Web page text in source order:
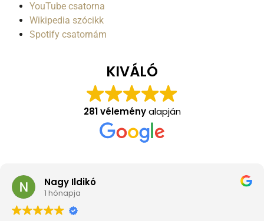
YouTube csatorna
Wikipedia szócikk
Spotify csatornám
KIVÁLÓ
281 véleményalapján
Nagy Ildikó
1 hónapja